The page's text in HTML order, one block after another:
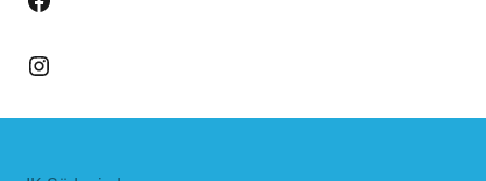
Instagram